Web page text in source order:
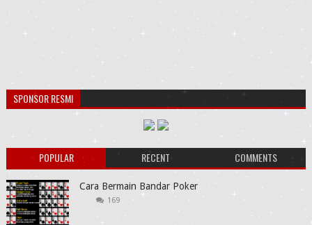
SPONSOR RESMI
POPULAR RECENT COMMENTS
Cara Bermain Bandar Poker
169